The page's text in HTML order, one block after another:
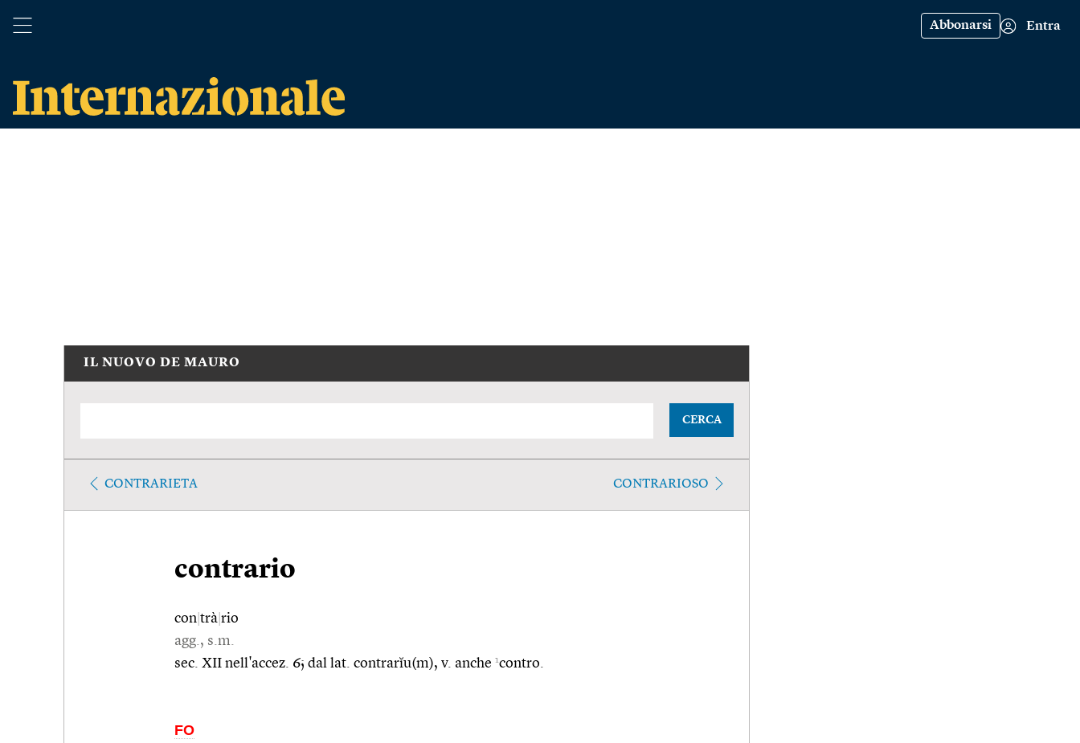
Abbonarsi Entra
IL NUOVO DE MAURO
CERCA
CONTRARIETA CONTRARIOSO
contrario
con trà rio
agg., s.m.
sec. XII nell'accez. 6; dal lat. contrarĭu(m), v. anche 1contro.
FO